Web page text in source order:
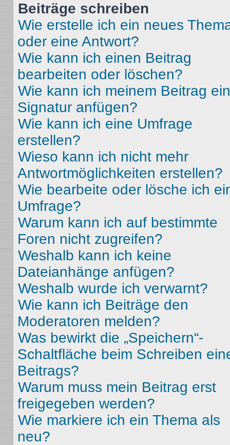
Beiträge schreiben
Wie erstelle ich ein neues
oder eine Antwort?
Wie kann ich einen Beitrag
bearbeiten oder löschen?
Wie kann ich meinem Beitrag
Signatur anfügen?
Wie kann ich eine Umfrage
erstellen?
Wieso kann ich nicht mehr
Antwortmöglichkeiten erstellen?
Wie bearbeite oder lösche ich
Umfrage?
Warum kann ich auf bestimmte
Foren nicht zugreifen?
Weshalb kann ich keine
Dateianhänge anfügen?
Weshalb wurde ich verwarnt?
Wie kann ich Beiträge den
Moderatoren melden?
Was bewirkt die „Speichern“-
Schaltfläche beim Schreiben
Beitrags?
Warum muss mein Beitrag erst
freigegeben werden?
Wie markiere ich ein Thema als
neu?